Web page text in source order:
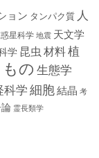
ョン タンパク質 人
星科学 地震 天文学
学 昆虫 材料植
の 生態学
科学細胞結晶 考
霊長類学